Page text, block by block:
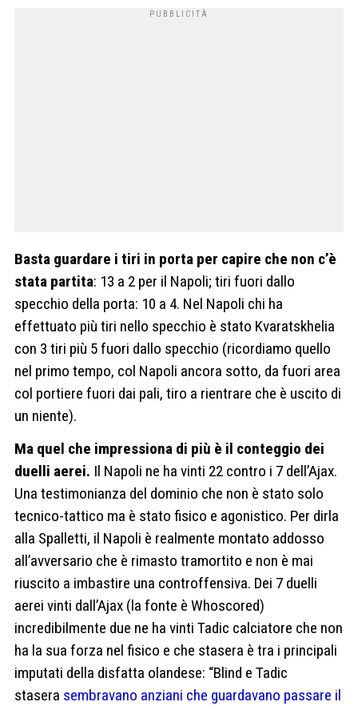
Basta guardare i tiri in porta per capire che non c’è
stata partita: 13 a 2 per il Napoli; tiri fuori dallo
specchio della porta: 10 a 4. Nel Napoli chi ha
effettuato più tiri nello specchio è stato Kvaratskhelia
con 3 tiri più 5 fuori dallo specchio (ricordiamo quello
nel primo tempo, col Napoli ancora sotto, da fuori area
col portiere fuori dai pali, tiro a rientrare che è uscito di
un niente).
Ma quel che impressiona di più è il conteggio dei
duelli aerei. Il Napoli ne ha vinti 22 contro i 7 dell’Ajax.
Una testimonianza del dominio che non è stato solo
tecnico-tattico ma è stato fisico e agonistico. Per dirla
alla Spalletti, il Napoli è realmente montato addosso
all’avversario che è rimasto tramortito e non è mai
riuscito a imbastire una controffensiva. Dei 7 duelli
aerei vinti dall’Ajax (la fonte è Whoscored)
incredibilmente due ne ha vinti Tadic calciatore che non
ha la sua forza nel fisico e che stasera è tra i principali
imputati della disfatta olandese: “Blind e Tadic
stasera sembravano anziani che guardavano passare il